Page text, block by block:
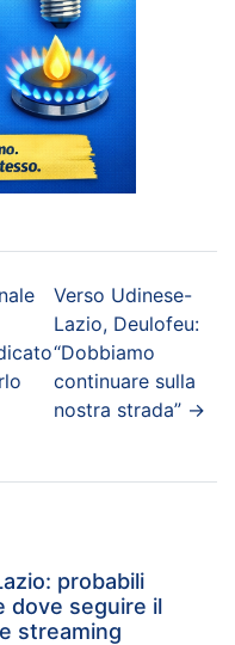
Verso Udinese-
Lazio, Deulofeu:
“Dobbiamo
continuare sulla
nostra strada” →
probabili
dove seguire il
streaming